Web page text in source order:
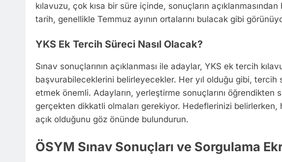
kılavuzu, çok kısa bir süre içinde, sonuçların
tarih, genellikle Temmuz ayının ortalarını bulacak gibi
YKS Ek Tercih Süreci Nasıl Olacak?
Sınav sonuçlarının açıklanması ile adaylar, YKS ek tercih
başvurabileceklerini belirleyecekler. Her yıl olduğu gibi, tercih
etmek önemli. Adayların, yerleştirme sonuçlarını
gerçekten dikkatli olmaları gerekiyor. Hedeflerinizi belirlerken,
açık olduğunu göz önünde bulundurun.
ÖSYM Sınav Sonuçları ve Sorgulama